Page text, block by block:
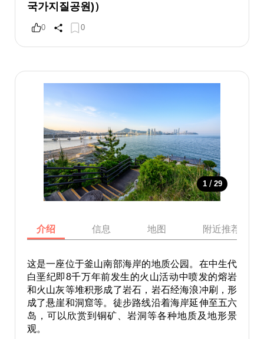
국가지질공원)）
0 0
1 / 29
介绍 信息 地图 附近推荐景点
这是一座位于釜山南部海岸的地质公园。在中生代
白垩纪即8千万年前发生的火山活动中喷发的熔岩
和火山灰等堆积形成了岩石，岩石经海浪冲刷，形
成了悬崖和洞窟等。徒步路线沿着海岸延伸至五六
岛，可以欣赏到铜矿、岩洞等各种地质及地形景
观。